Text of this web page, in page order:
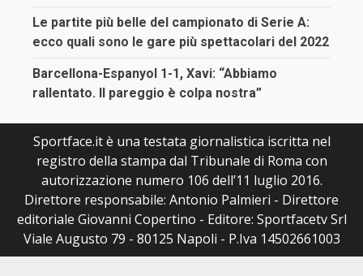
Le partite più belle del campionato di Serie A:
ecco quali sono le gare più spettacolari del 2022
Barcellona-Espanyol 1-1, Xavi: “Abbiamo
rallentato. Il pareggio è colpa nostra”
Sportface.it è una testata giornalistica iscritta nel
registro della stampa dal Tribunale di Roma con
autorizzazione numero 106 dell’11 luglio 2016.
Direttore responsabile: Antonio Palmieri - Direttore
editoriale Giovanni Copertino - Editore: Sportfacetv Srl
Viale Augusto 79 - 80125 Napoli - P.Iva 14502661003